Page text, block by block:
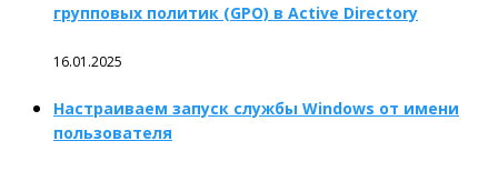
групповых политик (GPO) в Active Directory
16.01.2025
Настраиваем запуск службы Windows от имени
пользователя